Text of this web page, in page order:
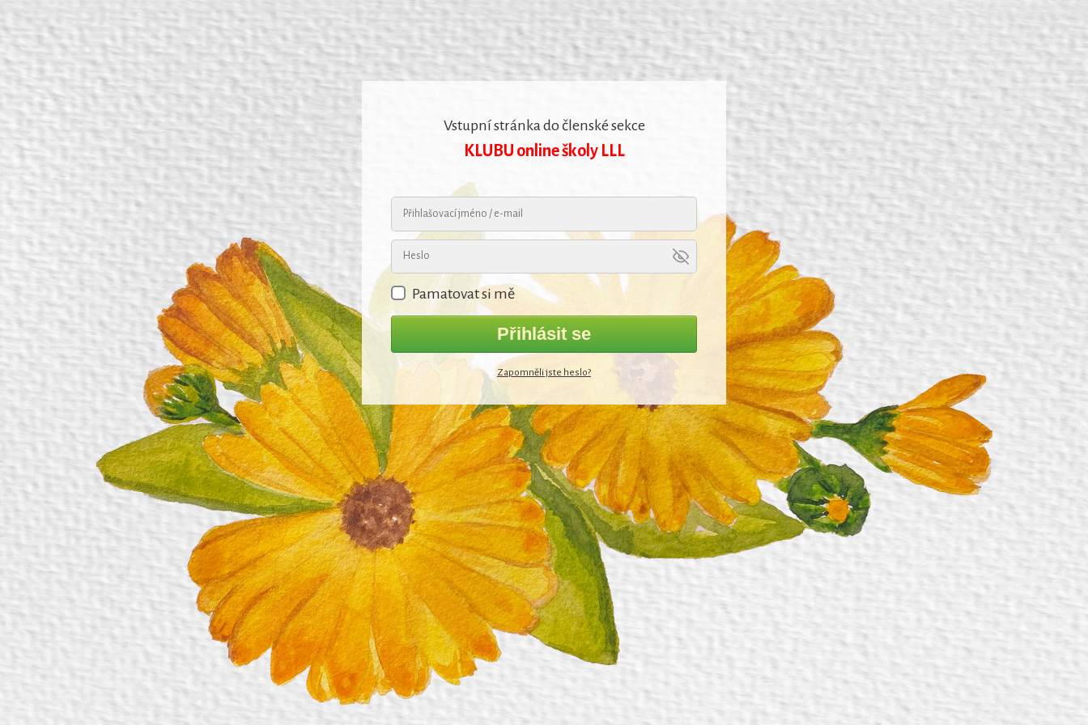
Vstupní stránka do členské sekce
KLUBU online školy LLL
Pamatovat si mě
Přihlásit se
Zapomněli jste heslo?